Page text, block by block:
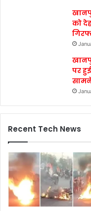
को
पर
Recent Tech News